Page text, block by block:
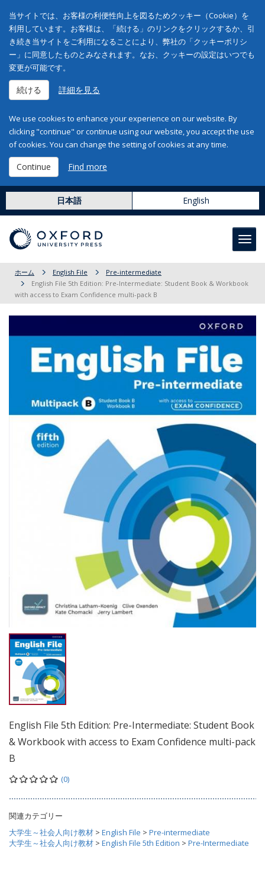
当サイトでは、お客様の利便性向上を図るためクッキー（Cookie）を
利用しています。お客様は、「続ける」のリンクをクリックするか、引
き続き当サイトをご利用になることにより、弊社の「クッキーポリシ
ー」に同意したものとみなされます。なお、クッキーの設定はいつでも
変更が可能です。
続ける 詳細を見る
We use cookies to enhance your experience on our website. By
clicking "continue" or continue using our website, you accept the use
of cookies. You can change the setting of cookies at any time.
Continue Find more
日本語 English
ホーム English File
Pre-intermediate
English File 5th Edition: Pre-Intermediate: Student Book & Workbook
with access to Exam Confidence multi-pack B
English File 5th Edition: Pre-Intermediate: Student Book
& Workbook with access to Exam Confidence multi-pack
B
(0)
関連カテゴリー
大学生～社会人向け教材 > English File > Pre-intermediate
大学生～社会人向け教材 > English File 5th Edition > Pre-Intermediate